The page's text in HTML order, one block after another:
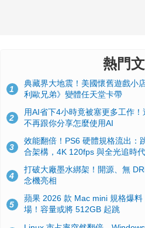
熱門
1
典藏界大地震！美國懷舊遊戲小
利歐兄弟》變體任天堂卡帶
2
用AI省下4小時竟被塞更多工作
不再跟你分享怎麼使用AI
3
效能翻倍！PS6 硬體規格流出：
合架構，4K 120fps 與全光追時
4
打破大廠墨水綁架！開源、無
念機亮相
5
蘋果 2026 款 Mac mini 規格爆
場！容量或將 512GB 起跳